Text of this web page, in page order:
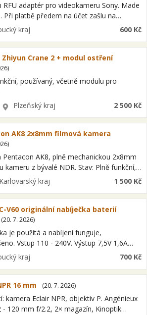
RFU adaptér pro videokameru Sony. Made
Při platbě předem na účet zašlu na
poštovné 95 Kč. Dobírka na Zásilkovnu
poštovného 120 Kč…
kraj 600 Kč
Crane 2 + modul ostření
)
používaný, včetně modulu pro
LokalitaPlzeňský kraj 2 500 Kč
AK8 2x8mm filmová kamera
)
Pentacon AK8, plně mechanickou 2x8mm
kameru z bývalé NDR. Stav: Plně funkční,
režimy záznamu fungují Jednotlivé snímky
spouště Kontinuální režim – po
Karlovarský kraj 1 500 Kč
V60 originální nabíječka baterií
(20. 7. 2026)
je použitá a nabíjení funguje,
Vstup 110 - 240V. Výstup 7,5V 1,6A
10V 1,3A (BATT). Made in Japan. Při
na účet zašlu…
kraj 700 Kč
16 mm (20. 7. 2026)
kamera Eclair NPR, objektiv P. Angénieux
- 120 mm f/2.2, 2× magazín, Kinoptik